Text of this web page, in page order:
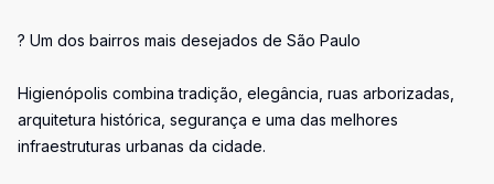
? Um dos bairros mais desejados de São Paulo
Higienópolis combina tradição, elegância, ruas arborizadas,
arquitetura histórica, segurança e uma das melhores
infraestruturas urbanas da cidade.